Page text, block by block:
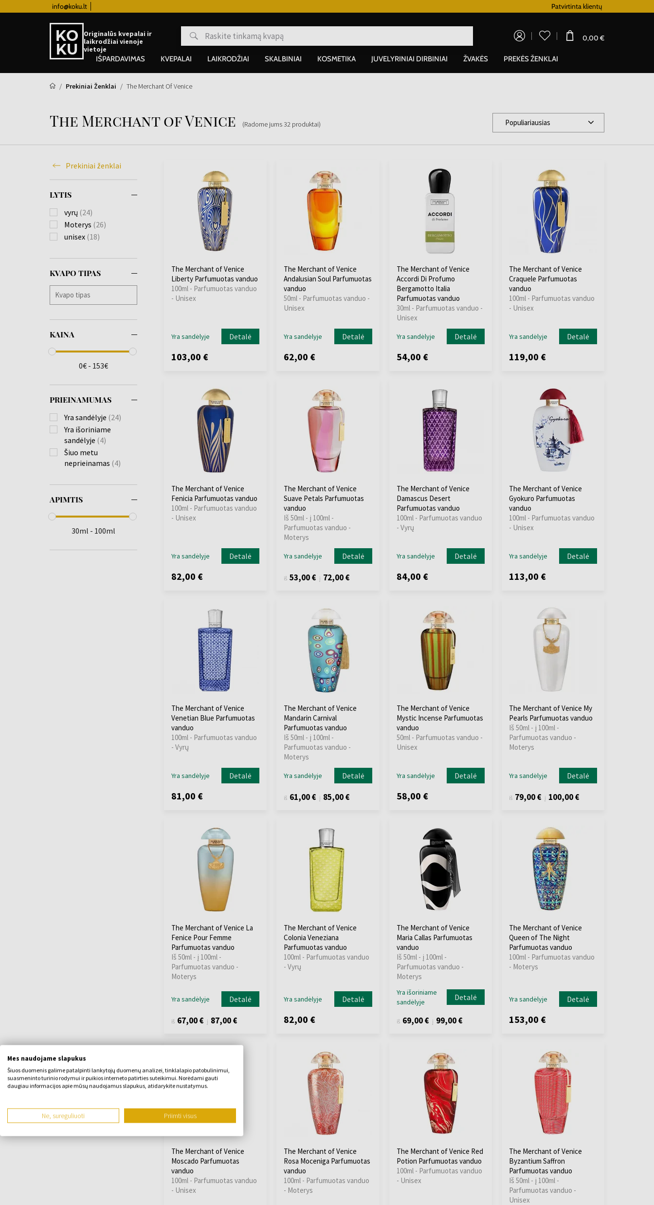
info@koku.lt Patvirtinta klientų
Originalūs kvepalai ir
laikrodžiai vienoje
vietoje
0,00 €
IŠPARDAVIMAS KVEPALAI LAIKRODŽIAI SKALBINIAI KOSMETIKA JUVELYRINIAI DIRBINIAI ŽVAKĖS PREKĖS ŽENKLAI
Prekiniai Ženklai The Merchant Of Venice
The Merchant of Venice (Radome jums32 produktai) Populiariausias
Prekiniai ženklai
LYTIS
vyrų (24)
Moterys (26)
unisex (18)
KVAPO TIPAS
KAINA
0€ - 153€
PRIEINAMUMAS
Yra sandėlyje (24)
Yra išoriniame
sandėlyje (4)
Šiuo metu
neprieinamas (4)
APIMTIS
30ml - 100ml
The Merchant of Venice
Liberty Parfumuotas vanduo
100ml - Parfumuotas vanduo
- Unisex
Yra sandėlyje Detalė
103,00 €
The Merchant of Venice
Andalusian Soul Parfumuotas
vanduo
50ml - Parfumuotas vanduo -
Unisex
Yra sandėlyje Detalė
62,00 €
The Merchant of Venice
Accordi Di Profumo
Bergamotto Italia
Parfumuotas vanduo
30ml - Parfumuotas vanduo -
Unisex
Yra sandėlyje Detalė
54,00 €
The Merchant of Venice
Craquele Parfumuotas
vanduo
100ml - Parfumuotas vanduo
- Unisex
Yra sandėlyje Detalė
119,00 €
The Merchant of Venice
Fenicia Parfumuotas vanduo
100ml - Parfumuotas vanduo
- Unisex
Yra sandėlyje Detalė
82,00 €
The Merchant of Venice
Suave Petals Parfumuotas
vanduo
Iš 50ml - į 100ml -
Parfumuotas vanduo -
Moterys
Yra sandėlyje Detalė
iš 53,00 € į 72,00 €
The Merchant of Venice
Damascus Desert
Parfumuotas vanduo
100ml - Parfumuotas vanduo
- Vyrų
Yra sandėlyje Detalė
84,00 €
The Merchant of Venice
Gyokuro Parfumuotas
vanduo
100ml - Parfumuotas vanduo
- Unisex
Yra sandėlyje Detalė
113,00 €
The Merchant of Venice
Venetian Blue Parfumuotas
vanduo
100ml - Parfumuotas vanduo
- Vyrų
Yra sandėlyje Detalė
81,00 €
The Merchant of Venice
Mandarin Carnival
Parfumuotas vanduo
Iš 50ml - į 100ml -
Parfumuotas vanduo -
Moterys
Yra sandėlyje Detalė
iš 61,00 € į 85,00 €
The Merchant of Venice
Mystic Incense Parfumuotas
vanduo
50ml - Parfumuotas vanduo -
Unisex
Yra sandėlyje Detalė
58,00 €
The Merchant of Venice My
Pearls Parfumuotas vanduo
Iš 50ml - į 100ml -
Parfumuotas vanduo -
Moterys
Yra sandėlyje Detalė
iš 79,00 € į 100,00 €
The Merchant of Venice La
Fenice Pour Femme
Parfumuotas vanduo
Iš 50ml - į 100ml -
Parfumuotas vanduo -
Moterys
Yra sandėlyje Detalė
iš 67,00 € į 87,00 €
The Merchant of Venice
Colonia Veneziana
Parfumuotas vanduo
100ml - Parfumuotas vanduo
- Vyrų
Yra sandėlyje Detalė
82,00 €
The Merchant of Venice
Maria Callas Parfumuotas
vanduo
Iš 50ml - į 100ml -
Parfumuotas vanduo -
Moterys
Yra išoriniame
sandėlyje
Detalė
iš 69,00 € į 99,00 €
The Merchant of Venice
Queen of The Night
Parfumuotas vanduo
100ml - Parfumuotas vanduo
- Moterys
Yra sandėlyje Detalė
153,00 €
The Merchant of Venice
Moscado Parfumuotas
vanduo
100ml - Parfumuotas vanduo
- Unisex
The Merchant of Venice
Rosa Moceniga Parfumuotas
vanduo
100ml - Parfumuotas vanduo
- Moterys
The Merchant of Venice Red
Potion Parfumuotas vanduo
100ml - Parfumuotas vanduo
- Unisex
The Merchant of Venice
Byzantium Saffron
Parfumuotas vanduo
Iš 50ml - į 100ml -
Parfumuotas vanduo -
Unisex
Mes naudojame slapukus
Šiuos duomenis galime patalpinti lankytojų duomenų analizei, tinklalapio patobulinimui,
suasmeninto turinio rodymui ir puikios interneto patirties suteikimui. Norėdami gauti
daugiau informacijos apie mūsų naudojamus slapukus, atidarykite nustatymus.
Ne, sureguliuoti Priimti visus